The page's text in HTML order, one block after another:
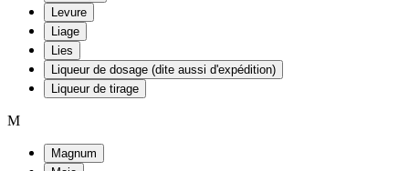
Levure
Liage
Lies
Liqueur de dosage (dite aussi d'expédition)
Liqueur de tirage
M
Magnum